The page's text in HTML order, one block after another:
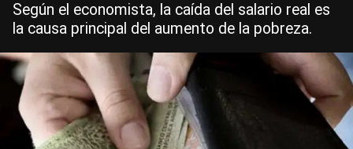
Según el economista, la caída del salario real es
la causa principal del aumento de la pobreza.